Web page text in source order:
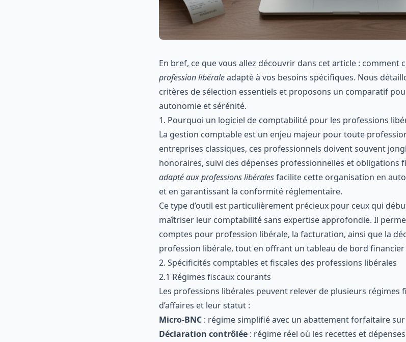
En bref, ce que vous allez découvrir dans cet article : comment
profession libéraleadapté à vos besoins spécifiques. Nous
critères de sélection essentiels et proposons un comparatif
autonomie et sérénité.
1. Pourquoi un logiciel de comptabilité pour les professions
La gestion comptable est un enjeu majeur pour toute
entreprises classiques, ces professionnels doivent souvent
honoraires, suivi des dépenses professionnelles et obligations
adapté aux professions libéralesfacilite cette organisation en
et en garantissant la conformité réglementaire.
Ce type d’outil est particulièrement précieux pour ceux qui
maîtriser leur comptabilité sans expertise approfondie. Il
comptes pour profession libérale, la facturation, ainsi que la
profession libérale, tout en offrant un tableau de bord financier
2. Spécificités comptables et fiscales des professions libérales
2.1 Régimes fiscaux courants
Les professions libérales peuvent relever de plusieurs régimes
d’affaires et leur statut :
Micro-BNC : régime simplifié avec un abattement forfaitaire
Déclaration contrôlée : régime réel où les recettes et